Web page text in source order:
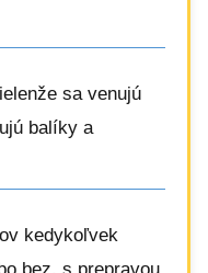
sa venujú
balíky a
kedykoľvek